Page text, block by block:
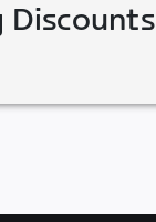
Discounts